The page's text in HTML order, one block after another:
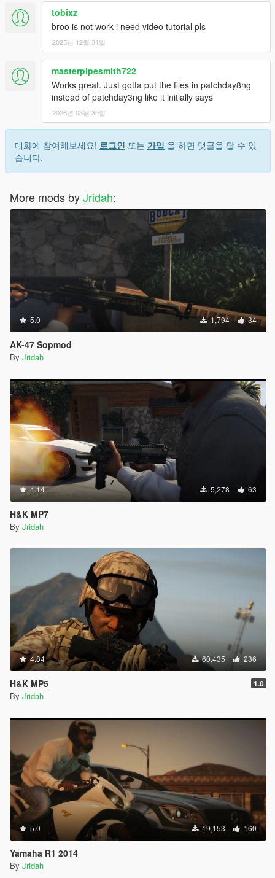
tobixz
broo is not work i need video tutorial pls
2025년 12월 31일
masterpipesmith722
Works great. Just gotta put the files in patchday8ng
instead of patchday3ng like it initially says
2026년 03월 30일
대화에 참여해보세요! 로그인 또는 가입 을 하면 댓글을 달 수 있
습니다.
More mods byJridah:
5.0 1,794 34
AK-47 Sopmod
By Jridah
4.14 5,278 63
H&K MP7
By Jridah
4.84 60,435 236
H&K MP5 1.0
By Jridah
5.0 19,153 160
Yamaha R1 2014
By Jridah